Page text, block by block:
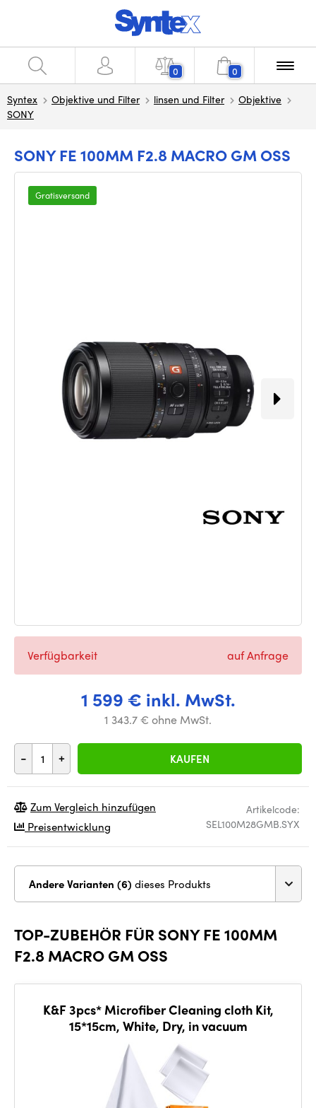
0 0
Syntex Objektive und Filter linsen und Filter
Objektive
SONY
SONY FE 100MM F2.8 MACRO GM OSS
Gratisversand
1 599 € inkl. MwSt.
1 343.7 € ohne MwSt.
- + KAUFEN
Verfügbarkeit auf Anfrage
Artikelcode:
SEL100M28GMB.SYX
Zum Vergleich hinzufügen
Preisentwicklung
Andere Varianten (6) dieses Produkts
TOP-ZUBEHÖR FÜR SONY FE 100MM
F2.8 MACRO GM OSS
K&F 3pcs* Microfiber Cleaning cloth Kit,
15*15cm, White, Dry, in vacuum